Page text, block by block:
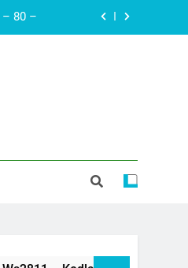
Robotik Kodla – 79 –
Dersi – 80 –
– Robotik Kodla – 79 –